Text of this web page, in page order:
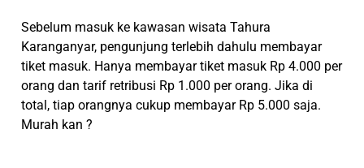
Sebelum masuk ke kawasan wisata Tahura
Karanganyar, pengunjung terlebih dahulu membayar
tiket masuk. Hanya membayar tiket masuk Rp 4.000 per
orang dan tarif retribusi Rp 1.000 per orang. Jika di
total, tiap orangnya cukup membayar Rp 5.000 saja.
Murah kan ?